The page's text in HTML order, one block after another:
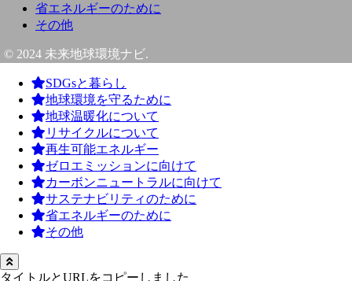
省エネルギーのために
その他
© 2024 未来地球環境ナビ.
SDGsと暮らし
地球環境を守るために
地球温暖化について
リサイクルについて
再生可能エネルギー
ゼロエミッションに向けて
カーボンニュートラルに向けて
サステナビリティのために
省エネルギーのために
その他
タイトルとURLをコピーしました